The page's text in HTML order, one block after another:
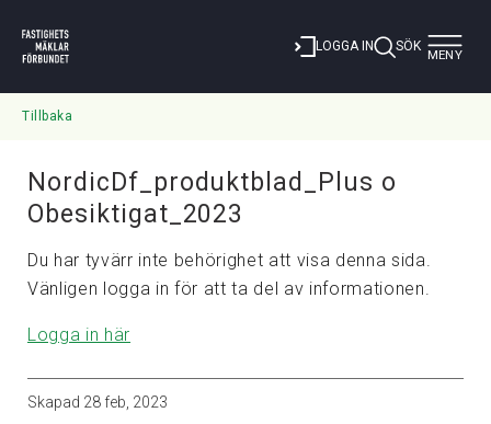
LOGGA IN SÖK Toggle
MENY
Tillbaka
NordicDf_produktblad_Plus o
Obesiktigat_2023
Du har tyvärr inte behörighet att visa denna sida.
Vänligen logga in för att ta del av informationen.
Logga in här
Skapad 28 feb, 2023